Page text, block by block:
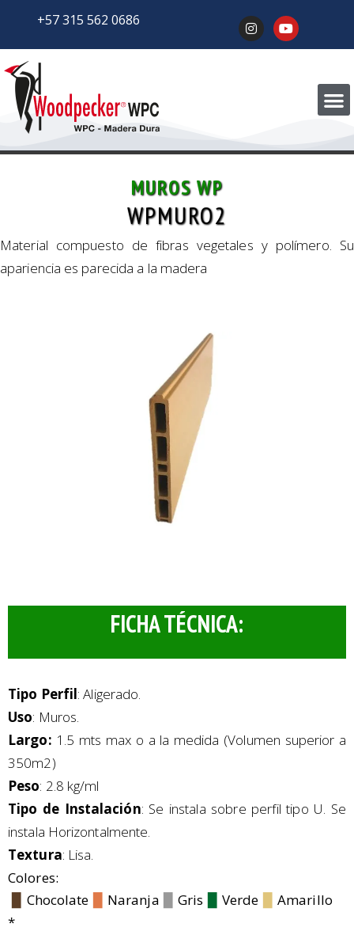
+57 315 562 0686
MUROS WP
WPMURO2
Material compuesto de fibras vegetales y polímero. Su
apariencia es parecida a la madera
FICHA TÉCNICA:
Tipo Perfil: Aligerado.
Uso: Muros.
Largo: 1.5 mts max o a la medida (Volumen superior a
350m2)
Peso: 2.8 kg/ml
Tipo de Instalación: Se instala sobre perfil tipo U. Se
instala Horizontalmente.
Textura: Lisa.
Colores:
Chocolate Naranja Gris Verde ▉Amarillo
*